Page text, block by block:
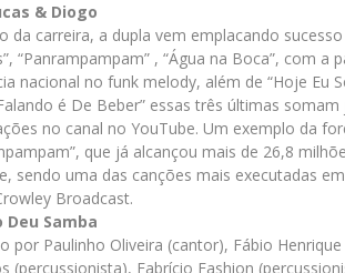
& Diogo
da carreira, a dupla vem emplacando sucesso
“Panrampampam” , “Água na Boca”, com a
nacional no funk melody, além de “Hoje Eu
é De Beber” essas três últimas
no canal no YouTube. Um exemplo da
que já alcançou mais de 26,8
sendo uma das canções mais executadas
Broadcast.
Deu Samba
por Paulinho Oliveira (cantor), Fábio
(percussionista), Fabrício Fashion